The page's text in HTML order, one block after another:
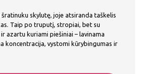
skylutę, joje atsiranda taškelis
Taip po truputį, stropiai, bet su
azartu kuriami piešiniai – lavinama
koncentracija, vystomi kūrybingumas ir